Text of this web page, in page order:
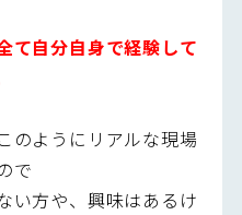
て自分自身で経験して
のようにリアルな現場
で
い方や、興味はあるけ